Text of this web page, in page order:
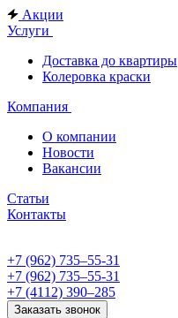
Акции
Услуги
Доставка до квартиры
Колеровка краски
Компания
О компании
Новости
Вакансии
Статьи
Контакты
+7 (962) 735‒55-31
+7 (962) 735‒55-31
+7 (4112) 390‒285
Заказать звонок